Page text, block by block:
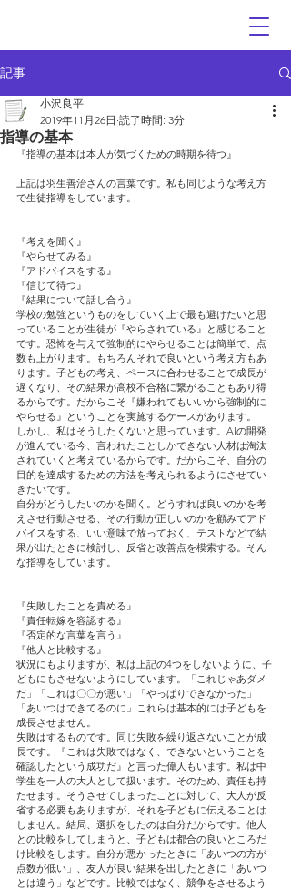
記事
指導の基本
小沢良平
2019年11月26日 読了時間: 3分
『指導の基本は本人が気づくための時期を待つ』
上記は羽生善治さんの言葉です。私も同じような考え方
で生徒指導をしています。
『考えを聞く』
『やらせてみる』
『アドバイスをする』
『信じて待つ』
『結果について話し合う』
学校の勉強というものをしていく上で最も避けたいと思
っていることが生徒が『やらされている』と感じること
です。恐怖を与えて強制的にやらせることは簡単で、点
数も上がります。もちろんそれで良いという考え方もあ
ります。子どもの考え、ペースに合わせることで成長が
遅くなり、その結果が高校不合格に繋がることもあり得
るからです。だからこそ『嫌われてもいいから強制的に
やらせる』ということを実施するケースがあります。
しかし、私はそうしたくないと思っています。AIの開発
が進んでいる今、言われたことしかできない人材は淘汰
されていくと考えているからです。だからこそ、自分の
目的を達成するための方法を考えられるようにさせてい
きたいです。
自分がどうしたいのかを聞く。どうすれば良いのかを考
えさせ行動させる、その行動が正しいのかを顧みてアド
バイスをする、いい意味で放っておく、テストなどで結
果が出たときに検討し、反省と改善点を模索する。そん
な指導をしています。
『失敗したことを責める』
『責任転嫁を容認する』
『否定的な言葉を言う』
『他人と比較する』
状況にもよりますが、私は上記の4つをしないように、子
どもにもさせないようにしています。「これじゃあダメ
だ」「これは〇〇が悪い」「やっぱりできなかった」
「あいつはできてるのに」これらは基本的には子どもを
成長させません。
失敗はするものです。同じ失敗を繰り返さないことが成
長です。『これは失敗ではなく、できないということを
確認したという成功だ』と言った偉人もいます。私は中
学生を一人の大人として扱います。そのため、責任も持
たせます。そうさせてしまったことに対して、大人が反
省する必要もありますが、それを子どもに伝えることは
しません。結局、選択をしたのは自分だからです。他人
との比較をしてしまうと、子どもは都合の良いところだ
け比較をします。自分が悪かったときに「あいつの方が
点数が低い」、友人が良い結果を出したときに「あいつ
とは違う」などです。比較ではなく、競争をさせるよう